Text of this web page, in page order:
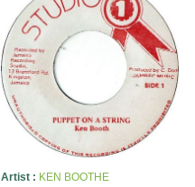
Artist : KEN BOOTHE